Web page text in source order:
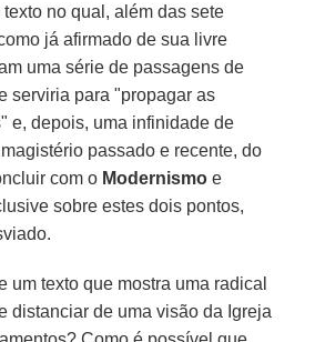
no qual, além das sete
já afirmado de sua livre
uma série de passagens de
serviria para "propagar as
e, depois, uma infinidade de
passado e recente, do
com o Modernismo e
sobre estes dois pontos,
um texto que mostra uma radical
distanciar de uma visão da Igreja